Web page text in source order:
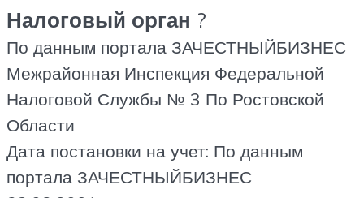
Налоговый орган ?
По данным портала ЗАЧЕСТНЫЙБИЗНЕС
Межрайонная Инспекция Федеральной
Налоговой Службы № 3 По Ростовской
Области
Дата постановки на учет: По данным
портала ЗАЧЕСТНЫЙБИЗНЕС